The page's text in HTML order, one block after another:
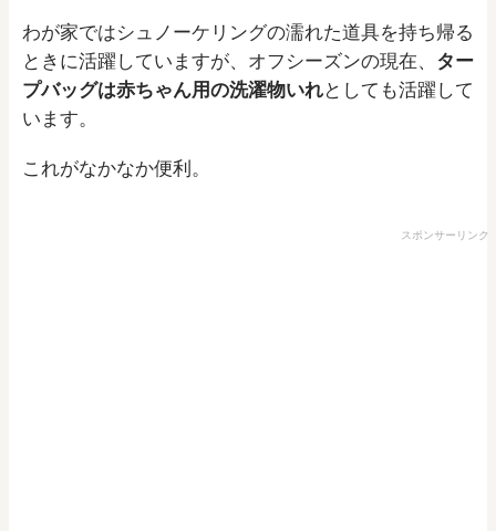
わが家ではシュノーケリングの濡れた道具を持ち帰る
ときに活躍していますが、オフシーズンの現在、 ター
プバッグは赤ちゃん用の洗濯物いれとしても活躍して
います。
これがなかなか便利。
スポンサーリンク